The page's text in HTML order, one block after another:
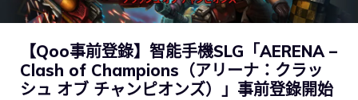
【Qoo事前登錄】智能手機SLG「AERENA –
Clash of Champions（アリーナ：クラッ
シュ オブ チャンピオンズ）」事前登錄開始